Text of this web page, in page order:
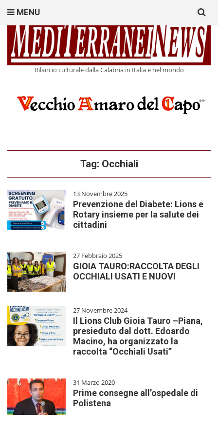
Rilancio culturale dalla Calabria in Italia e nel mondo
MENU
for:
Tag: Occhiali
13 Novembre 2025
Prevenzione del Diabete: Lions e
Rotary insieme per la salute dei
cittadini
27 Febbraio 2025
GIOIA TAURO:RACCOLTA DEGLI
OCCHIALI USATI E NUOVI
27 Novembre 2024
Il Lions Club Gioia Tauro –Piana,
presieduto dal dott. Edoardo
Macino, ha organizzato la
raccolta “Occhiali Usati”
31 Marzo 2020
Prime consegne all’ospedale di
Polistena